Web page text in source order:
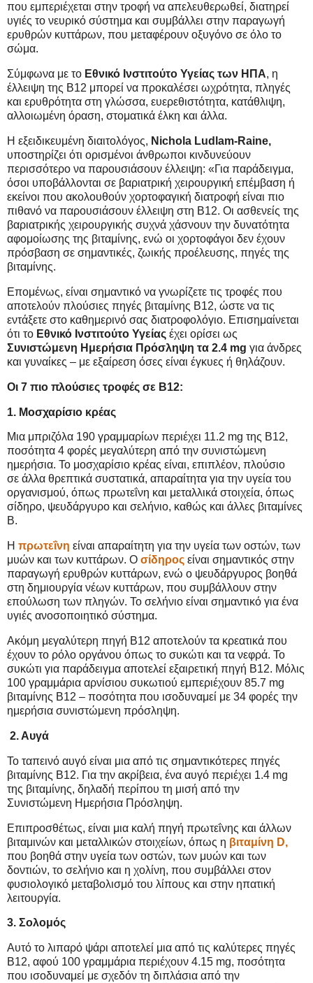
που εμπεριέχεται στην τροφή να απελευθερωθεί, διατηρεί
υγιές το νευρικό σύστημα και συμβάλλει στην παραγωγή
ερυθρών κυττάρων, που μεταφέρουν οξυγόνο σε όλο το
σώμα.
Σύμφωνα με το Εθνικό Ινστιτούτο Υγείας των ΗΠΑ, η
έλλειψη της Β12 μπορεί να προκαλέσει ωχρότητα, πληγές
και ερυθρότητα στη γλώσσα, ευερεθιστότητα, κατάθλιψη,
αλλοιωμένη όραση, στοματικά έλκη και άλλα.
Η εξειδικευμένη διαιτολόγος, Nichola Ludlam-Raine,
υποστηρίζει ότι ορισμένοι άνθρωποι κινδυνεύουν
περισσότερο να παρουσιάσουν έλλειψη: «Για παράδειγμα,
όσοι υποβάλλονται σε βαριατρική χειρουργική επέμβαση ή
εκείνοι που ακολουθούν χορτοφαγική διατροφή είναι πιο
πιθανό να παρουσιάσουν έλλειψη στη Β12. Οι ασθενείς της
βαριατρικής χειρουργικής συχνά χάσνουν την δυνατότητα
αφομοίωσης της βιταμίνης, ενώ οι χορτοφάγοι δεν έχουν
πρόσβαση σε σημαντικές, ζωικής προέλευσης, πηγές της
βιταμίνης.
Επομένως, είναι σημαντικό να γνωρίζετε τις τροφές που
αποτελούν πλούσιες πηγές βιταμίνης Β12, ώστε να τις
εντάξετε στο καθημερινό σας διατροφολόγιο. Επισημαίνεται
ότι το Εθνικό Ινστιτούτο Υγείας έχει ορίσει ως
Συνιστώμενη Ημερήσια Πρόσληψη τα 2.4 mg για άνδρες
και γυναίκες – με εξαίρεση όσες είναι έγκυες ή θηλάζουν.
Οι 7 πιο πλούσιες τροφές σε Β12:
1. Μοσχαρίσιο κρέας
Μια μπριζόλα 190 γραμμαρίων περιέχει 11.2 mg της Β12,
ποσότητα 4 φορές μεγαλύτερη από την συνιστώμενη
ημερήσια. Το μοσχαρίσιο κρέας είναι, επιπλέον, πλούσιο
σε άλλα θρεπτικά συστατικά, απαραίτητα για την υγεία του
οργανισμού, όπως πρωτεΐνη και μεταλλικά στοιχεία, όπως
σίδηρο, ψευδάργυρο και σελήνιο, καθώς και άλλες βιταμίνες
Β.
Η πρωτεΐνη είναι απαραίτητη για την υγεία των οστών, των
μυών και των κυττάρων. Ο σίδηρος είναι σημαντικός στην
παραγωγή ερυθρών κυττάρων, ενώ ο ψευδάργυρος βοηθά
στη δημιουργία νέων κυττάρων, που συμβάλλουν στην
επούλωση των πληγών. Το σελήνιο είναι σημαντικό για ένα
υγιές ανοσοποιητικό σύστημα.
Ακόμη μεγαλύτερη πηγή B12 αποτελούν τα κρεατικά που
έχουν το ρόλο οργάνου όπως το συκώτι και τα νεφρά. Το
συκώτι για παράδειγμα αποτελεί εξαιρετική πηγή Β12. Μόλις
100 γραμμάρια αρνίσιου συκωτιού εμπεριέχουν 85.7 mg
βιταμίνης Β12 – ποσότητα που ισοδυναμεί με 34 φορές την
ημερήσια συνιστώμενη πρόσληψη.
2. Αυγά
Το ταπεινό αυγό είναι μια από τις σημαντικότερες πηγές
βιταμίνης Β12. Για την ακρίβεια, ένα αυγό περιέχει 1.4 mg
της βιταμίνης, δηλαδή περίπου τη μισή από την
Συνιστώμενη Ημερήσια Πρόσληψη.
Επιπροσθέτως, είναι μια καλή πηγή πρωτεΐνης και άλλων
βιταμινών και μεταλλικών στοιχείων, όπως η βιταμίνη D,
που βοηθά στην υγεία των οστών, των μυών και των
δοντιών, το σελήνιο και η χολίνη, που συμβάλλει στον
φυσιολογικό μεταβολισμό του λίπους και στην ηπατική
λειτουργία.
3. Σολομός
Αυτό το λιπαρό ψάρι αποτελεί μια από τις καλύτερες πηγές
Β12, αφού 100 γραμμάρια περιέχουν 4.15 mg, ποσότητα
που ισοδυναμεί με σχεδόν τη διπλάσια από την